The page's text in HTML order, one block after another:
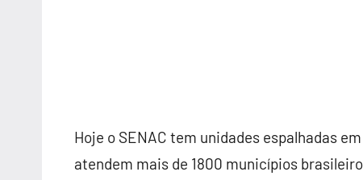
Hoje o SENAC tem unidades espalhadas
atendem mais de 1800 municípios